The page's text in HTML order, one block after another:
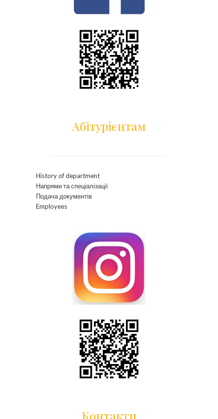
Абітурієнтам
History of department
Напрями та спеціалізації
Подача документів
Employees
Контакти